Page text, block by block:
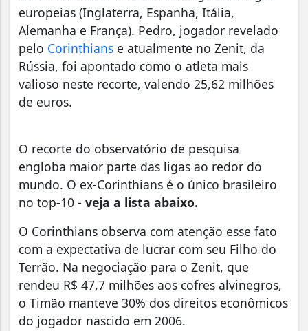
europeias (Inglaterra, Espanha, Itália,
Alemanha e França). Pedro, jogador revelado
pelo Corinthians e atualmente no Zenit, da
Rússia, foi apontado como o atleta mais
valioso neste recorte, valendo 25,62 milhões
de euros.
O recorte do observatório de pesquisa
engloba maior parte das ligas ao redor do
mundo. O ex-Corinthians é o único brasileiro
no top-10 - veja a lista abaixo.
O Corinthians observa com atenção esse fato
com a expectativa de lucrar com seu Filho do
Terrão. Na negociação para o Zenit, que
rendeu R$ 47,7 milhões aos cofres alvinegros,
o Timão manteve 30% dos direitos econômicos
do jogador nascido em 2006.